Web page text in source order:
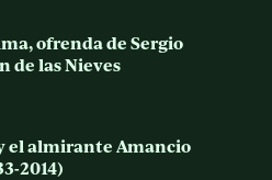
ofrenda de Sergio
de las Nieves
el almirante Amancio
2014)